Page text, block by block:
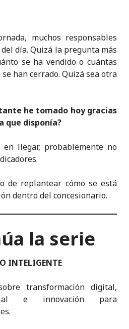
muchos responsables
día. Quizá la pregunta más
se ha vendido o cuántas
han cerrado. Quizá sea otra
he tomado hoy gracias
que disponía?
llegar, probablemente no
de replantear cómo se está
dentro del concesionario.
la serie
INTELIGENTE
transformación digital,
e innovación para